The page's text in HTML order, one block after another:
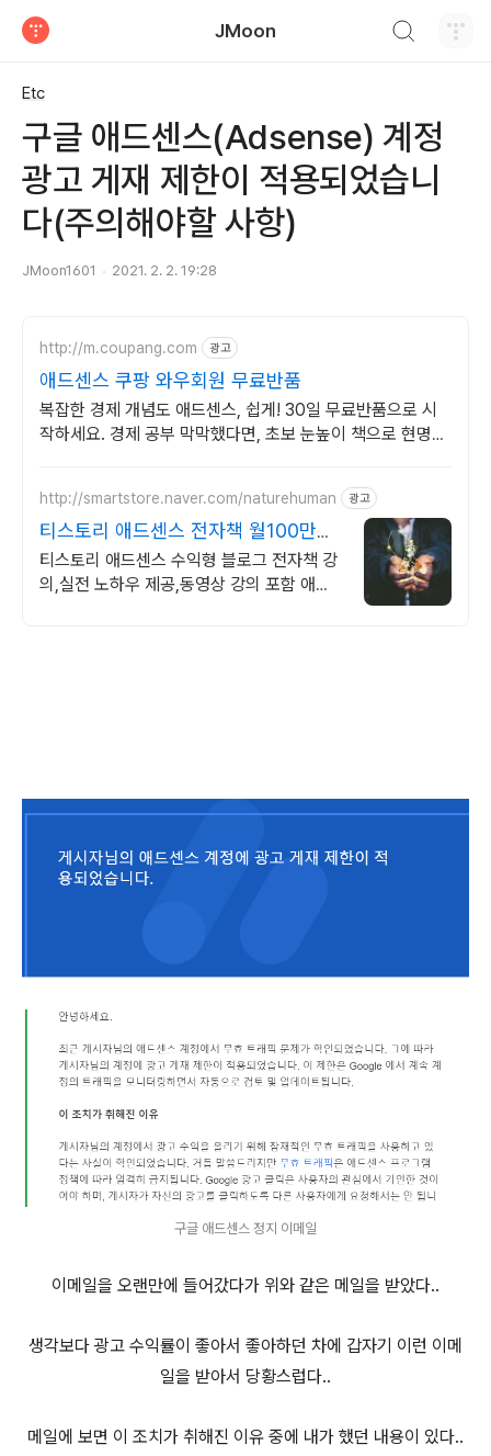
JMoon
Etc
구글 애드센스(Adsense) 계정
광고 게재 제한이 적용되었습니
다(주의해야할 사항)
JMoon1601 2021. 2. 2. 19:28
http://m.coupang.com 광고
애드센스 쿠팡 와우회원 무료반품
복잡한 경제 개념도 애드센스, 쉽게! 30일 무료반품으로 시
작하세요. 경제 공부 막막했다면, 초보 눈높이 책으로 현명한
http://smartstore.naver.com/naturehuman 광고
티스토리 애드센스 전자책 월100만원
고정 수익발생!
티스토리 애드센스 수익형 블로그 전자책 강
의,실전 노하우 제공,동영상 강의 포함 애드
구글 애드센스 정지 이메일
이메일을 오랜만에 들어갔다가 위와 같은 메일을 받았다..
생각보다 광고 수익률이 좋아서 좋아하던 차에 갑자기 이런 이메
일을 받아서 당황스럽다..
메일에 보면 이 조치가 취해진 이유 중에 내가 했던 내용이 있다..